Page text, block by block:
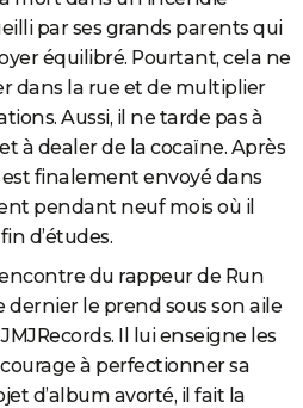
par ses grands parents qui
équilibré. Pourtant, cela ne
dans la rue et de multiplier
Aussi, il ne tarde pas à
à dealer de la cocaïne. Après
finalement envoyé dans
pendant neuf mois où il
d’études.
du rappeur de Run
dernier le prend sous son aile
Il lui enseigne les
à perfectionner sa
d’album avorté, il fait la